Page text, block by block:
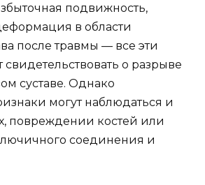
подвижность,
в области
после травмы — все эти
о разрыве
суставе. Однако
могут наблюдаться и
повреждении костей или
соединения и